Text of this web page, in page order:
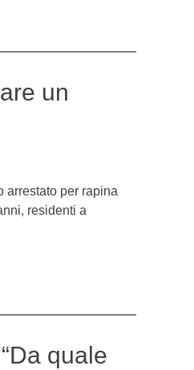
un
arrestato per rapina
residenti a
quale